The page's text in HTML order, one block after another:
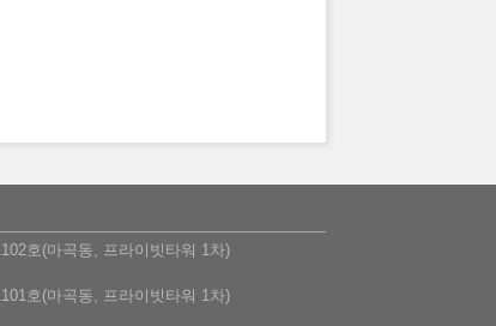
호(마곡동, 프라이빗타워 1차)
호(마곡동, 프라이빗타워 1차)